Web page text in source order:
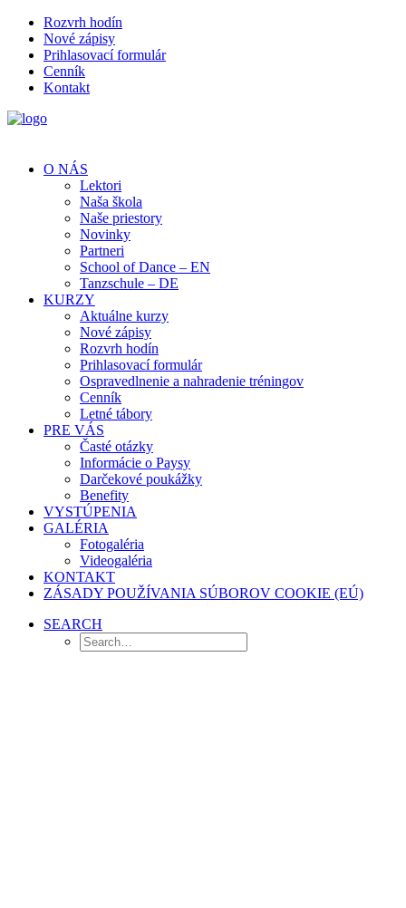
Rozvrh hodín
Nové zápisy
Prihlasovací formulár
Cenník
Kontakt
O NÁS
Lektori
Naša škola
Naše priestory
Novinky
Partneri
School of Dance – EN
Tanzschule – DE
KURZY
Aktuálne kurzy
Nové zápisy
Rozvrh hodín
Prihlasovací formulár
Ospravedlnenie a nahradenie tréningov
Cenník
Letné tábory
PRE VÁS
Časté otázky
Informácie o Paysy
Darčekové poukážky
Benefity
VYSTÚPENIA
GALÉRIA
Fotogaléria
Videogaléria
KONTAKT
ZÁSADY POUŽÍVANIA SÚBOROV COOKIE (EÚ)
SEARCH